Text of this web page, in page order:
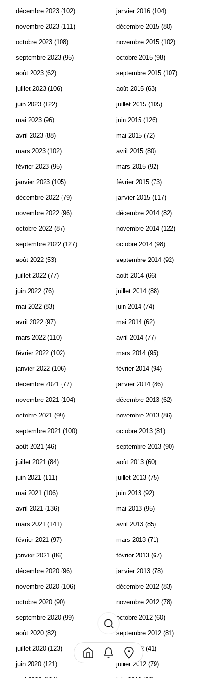
décembre 2023 (102)
novembre 2023 (111)
octobre 2023 (108)
septembre 2023 (95)
août 2023 (62)
juillet 2023 (106)
juin 2023 (122)
mai 2023 (96)
avril 2023 (88)
mars 2023 (102)
février 2023 (95)
janvier 2023 (105)
décembre 2022 (79)
novembre 2022 (96)
octobre 2022 (87)
septembre 2022 (127)
août 2022 (53)
juillet 2022 (77)
juin 2022 (76)
mai 2022 (83)
avril 2022 (97)
mars 2022 (110)
février 2022 (102)
janvier 2022 (106)
décembre 2021 (77)
novembre 2021 (104)
octobre 2021 (99)
septembre 2021 (100)
août 2021 (46)
juillet 2021 (84)
juin 2021 (111)
mai 2021 (106)
avril 2021 (136)
mars 2021 (141)
février 2021 (97)
janvier 2021 (86)
décembre 2020 (96)
novembre 2020 (106)
octobre 2020 (90)
septembre 2020 (99)
août 2020 (82)
juillet 2020 (123)
juin 2020 (121)
janvier 2016 (104)
décembre 2015 (80)
novembre 2015 (102)
octobre 2015 (98)
septembre 2015 (107)
août 2015 (63)
juillet 2015 (105)
juin 2015 (126)
mai 2015 (72)
avril 2015 (80)
mars 2015 (92)
février 2015 (73)
janvier 2015 (117)
décembre 2014 (82)
novembre 2014 (122)
octobre 2014 (98)
septembre 2014 (92)
août 2014 (66)
juillet 2014 (88)
juin 2014 (74)
mai 2014 (62)
avril 2014 (77)
mars 2014 (95)
février 2014 (94)
janvier 2014 (86)
décembre 2013 (62)
novembre 2013 (86)
octobre 2013 (81)
septembre 2013 (90)
août 2013 (60)
juillet 2013 (75)
juin 2013 (92)
mai 2013 (95)
avril 2013 (85)
mars 2013 (71)
février 2013 (67)
janvier 2013 (78)
décembre 2012 (83)
novembre 2012 (78)
octobre 2012 (60)
septembre 2012 (81)
août 2012 (41)
juillet 2012 (79)